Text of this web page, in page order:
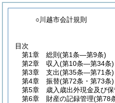
○川越市会計規則
目次
第1章
総則 (第1条―第9条)
第2章
収入(第10条―第34条)
第3章
支出(第35条―第71条)
第4章
振替(第72条・第73条)
第5章
歳入歳出外現金及び
第6章
財産の記録管理(第78